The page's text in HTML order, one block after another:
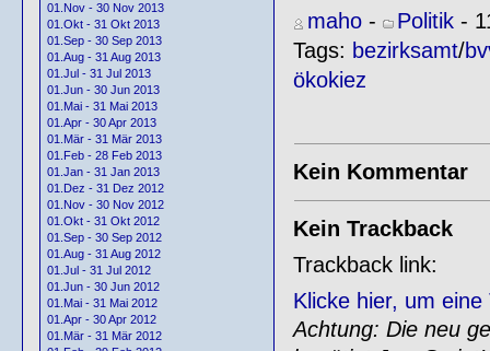
01.Nov - 30 Nov 2013
01.Okt - 31 Okt 2013
01.Sep - 30 Sep 2013
01.Aug - 31 Aug 2013
01.Jul - 31 Jul 2013
01.Jun - 30 Jun 2013
01.Mai - 31 Mai 2013
01.Apr - 30 Apr 2013
01.Mär - 31 Mär 2013
01.Feb - 28 Feb 2013
01.Jan - 31 Jan 2013
01.Dez - 31 Dez 2012
01.Nov - 30 Nov 2012
01.Okt - 31 Okt 2012
01.Sep - 30 Sep 2012
01.Aug - 31 Aug 2012
01.Jul - 31 Jul 2012
01.Jun - 30 Jun 2012
01.Mai - 31 Mai 2012
01.Apr - 30 Apr 2012
01.Mär - 31 Mär 2012
maho- Politik-
Tags: bezirksamt/
ökokiez
Kein Kommentar
Kein Trackback
Trackback link:
Klicke hier, um
Achtung: Die neu